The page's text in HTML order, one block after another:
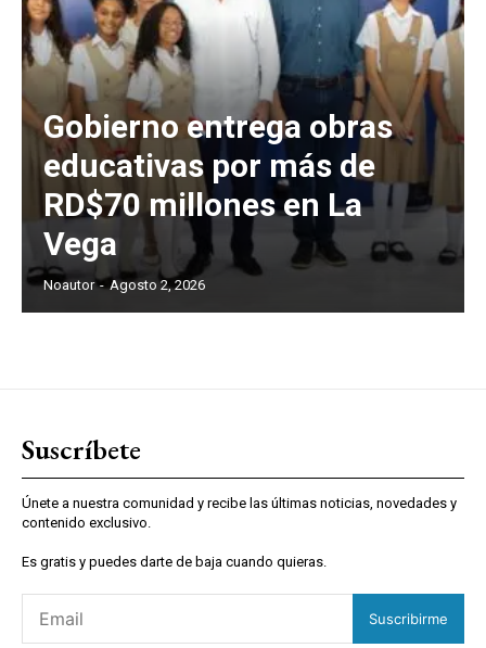
Gobierno entrega obras
educativas por más de
RD$70 millones en La
Vega
Noautor - Agosto 2, 2026
Suscríbete
Únete a nuestra comunidad y recibe las últimas noticias, novedades y
contenido exclusivo.
Es gratis y puedes darte de baja cuando quieras.
Suscribirme